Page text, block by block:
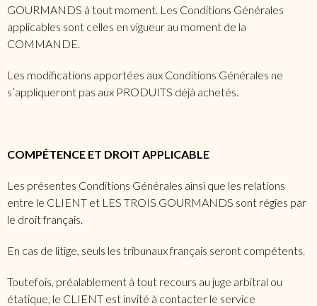
GOURMANDS à tout moment. Les Conditions Générales
applicables sont celles en vigueur au moment de la
COMMANDE.
Les modifications apportées aux Conditions Générales ne
s’appliqueront pas aux PRODUITS déjà achetés.
COMPÉTENCE ET DROIT APPLICABLE
Les présentes Conditions Générales ainsi que les relations
entre le CLIENT et LES TROIS GOURMANDS sont régies par
le droit français.
En cas de litige, seuls les tribunaux français seront compétents.
Toutefois, préalablement à tout recours au juge arbitral ou
étatique, le CLIENT est invité à contacter le service